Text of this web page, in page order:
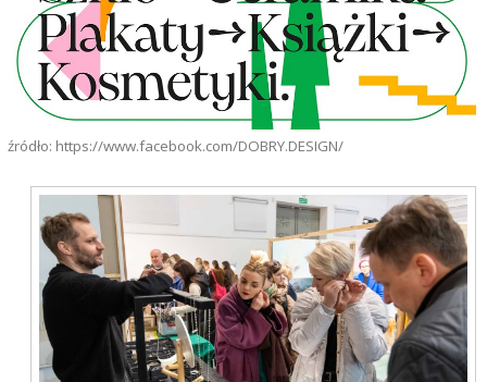
źródło: https://www.facebook.com/DOBRY.DESIGN/